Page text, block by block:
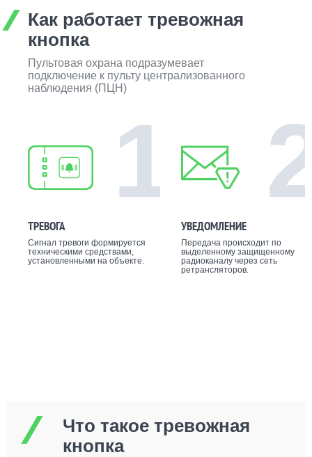
Как работает тревожная
кнопка
Пультовая охрана подразумевает
подключение к пульту централизованного
наблюдения (ПЦН)
1
ТРЕВОГА
Сигнал тревоги формируется
техническими средствами,
установленными на объекте.
УВЕДОМЛЕНИЕ
Передача происходит по
выделенному защищенному
радиоканалу через сеть
ретрансляторов.
Что такое тревожная
кнопка